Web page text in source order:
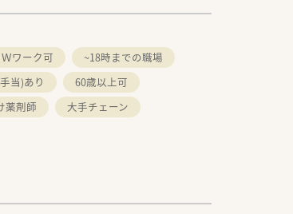
Ｗワーク可
~18時までの職場
当)あり
60歳以上可
薬剤師
大手チェーン